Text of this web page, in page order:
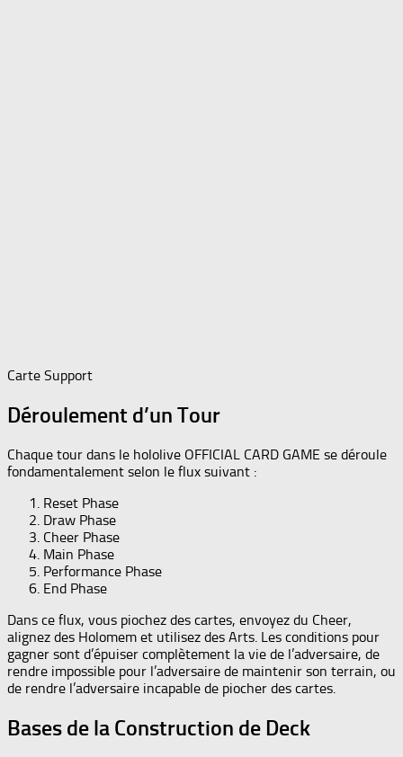
Carte Support
Déroulement d’un Tour
Chaque tour dans le hololive OFFICIAL CARD GAME se déroule
fondamentalement selon le flux suivant :
Reset Phase
Draw Phase
Cheer Phase
Main Phase
Performance Phase
End Phase
Dans ce flux, vous piochez des cartes, envoyez du Cheer,
alignez des Holomem et utilisez des Arts. Les conditions pour
gagner sont d’épuiser complètement la vie de l’adversaire, de
rendre impossible pour l’adversaire de maintenir son terrain, ou
de rendre l’adversaire incapable de piocher des cartes.
Bases de la Construction de Deck